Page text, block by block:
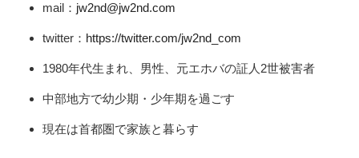
mail： jw2nd@jw2nd.com
twitter： https://twitter.com/jw2nd_com
1980年代生まれ、男性、元エホバの証人2世被害者
中部地方で幼少期・少年期を過ごす
現在は首都圏で家族と暮らす